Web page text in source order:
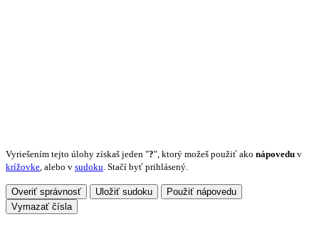
Vyriešením tejto úlohy získaš jeden "?", ktorý možeš použiť ako nápovedu v
krížovke, alebo v sudoku. Stačí byť prihlásený.